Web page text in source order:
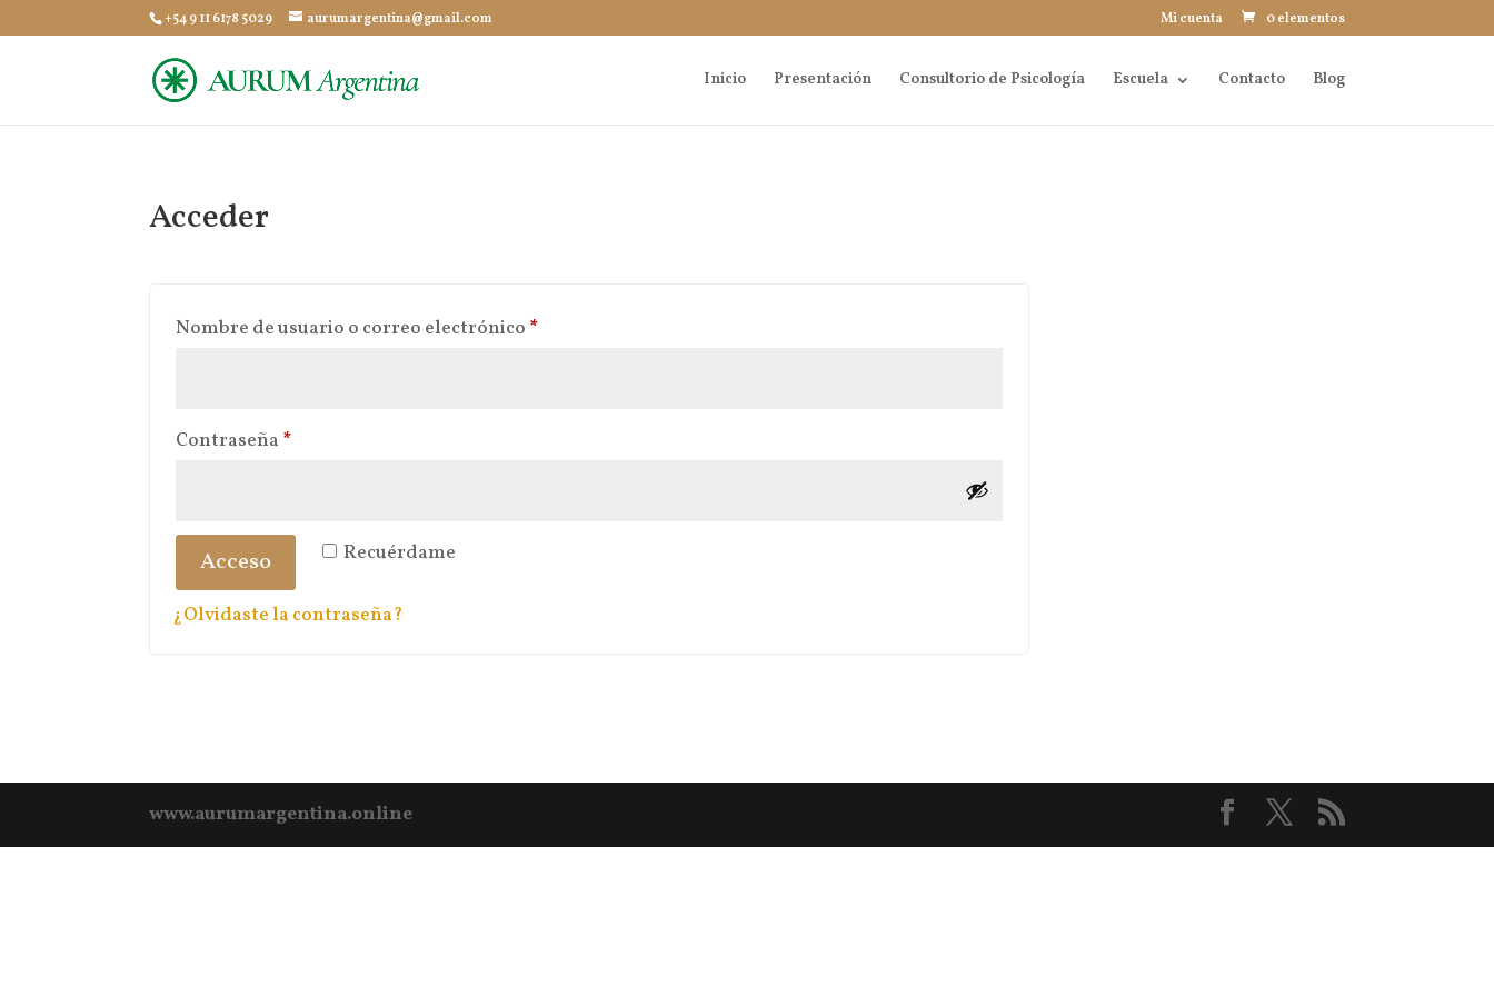
+54 9 11 6178 5029 aurumargentina@gmail.com Mi cuenta 0 elementos
Inicio Presentación Consultorio de Psicología Escuela Contacto Blog
Acceder
Nombre de usuario o correo electrónico *Obligatorio
Contraseña *Obligatorio
Recuérdame
Acceso
¿Olvidaste la contraseña?
www.aurumargentina.online